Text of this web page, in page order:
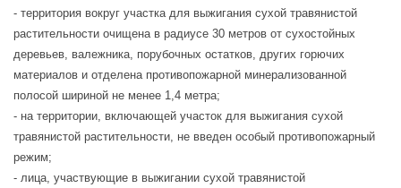
- территория вокруг участка для выжигания сухой травянистой
растительности очищена в радиусе 30 метров от сухостойных
деревьев, валежника, порубочных остатков, других горючих
материалов и отделена противопожарной минерализованной
полосой шириной не менее 1,4 метра;
- на территории, включающей участок для выжигания сухой
травянистой растительности, не введен особый противопожарный
режим;
- лица, участвующие в выжигании сухой травянистой